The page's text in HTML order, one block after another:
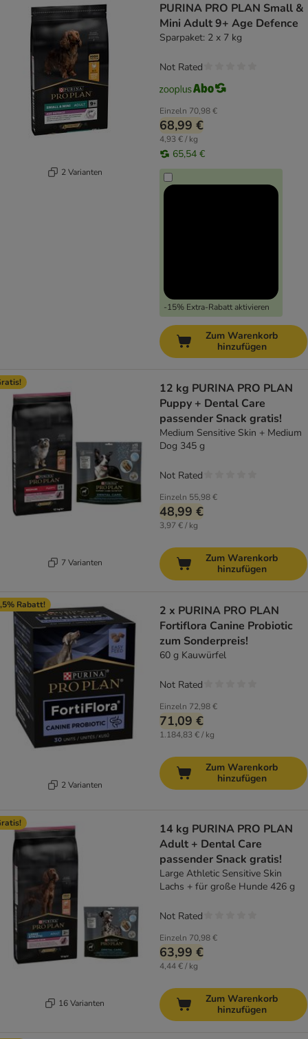
2 Varianten
PURINA PRO PLAN Small &
Mini Adult 9+ Age Defence
Sparpaket: 2 x 7 kg
Einzeln 70,98 €
68,99 €
4,93 € / kg
65,54 €
-15% Extra-Rabatt aktivieren
Not Rated
Zum Warenkorb
hinzufügen
7 Varianten
12 kg PURINA PRO PLAN
Puppy + Dental Care
passender Snack gratis!
Medium Sensitive Skin + Medium
Dog 345 g
Einzeln 55,98 €
48,99 €
3,97 € / kg
Not Rated
Zum Warenkorb
hinzufügen
Rabatt!
2 Varianten
2 x PURINA PRO PLAN
Fortiflora Canine Probiotic
zum Sonderpreis!
60 g Kauwürfel
Einzeln 72,98 €
71,09 €
1.184,83 € / kg
Not Rated
Zum Warenkorb
hinzufügen
16 Varianten
14 kg PURINA PRO PLAN
Adult + Dental Care
passender Snack gratis!
Large Athletic Sensitive Skin
Lachs + für große Hunde 426 g
Einzeln 70,98 €
63,99 €
4,44 € / kg
Not Rated
Zum Warenkorb
hinzufügen